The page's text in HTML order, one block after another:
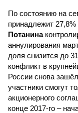
По состоянию на
принадлежит 27,8%
Потанина
аннулирования
доля снизится до
конфликт в
России снова
участники смогут
акционерного
конце 2017-го –